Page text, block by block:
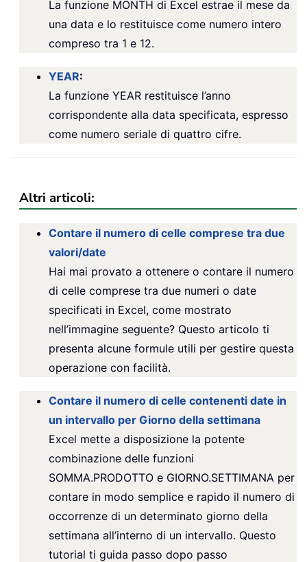
La funzione MONTH di Excel estrae il mese da
una data e lo restituisce come numero intero
compreso tra 1 e 12.
YEAR:
La funzione YEAR restituisce l’anno
corrispondente alla data specificata, espresso
come numero seriale di quattro cifre.
Altri articoli:
Contare il numero di celle comprese tra due
valori/date
Hai mai provato a ottenere o contare il numero
di celle comprese tra due numeri o date
specificati in Excel, come mostrato
nell’immagine seguente? Questo articolo ti
presenta alcune formule utili per gestire questa
operazione con facilità.
Contare il numero di celle contenenti date in
un intervallo per Giorno della settimana
Excel mette a disposizione la potente
combinazione delle funzioni
SOMMA.PRODOTTO e GIORNO.SETTIMANA per
contare in modo semplice e rapido il numero di
occorrenze di un determinato giorno della
settimana all’interno di un intervallo. Questo
tutorial ti guida passo dopo passo